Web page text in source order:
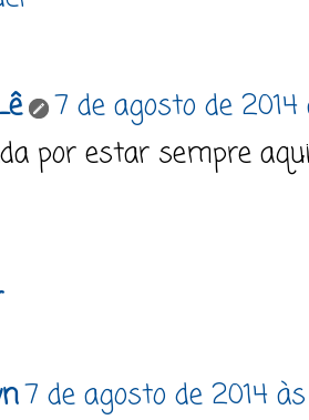
7 de agosto de
por estar sempre
7 de agosto de 2014